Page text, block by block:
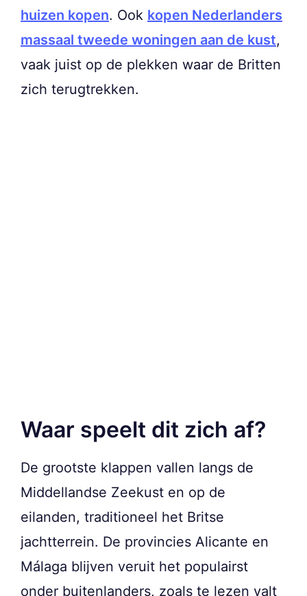
huizen kopen. Ook kopen Nederlanders
massaal tweede woningen aan de kust,
vaak juist op de plekken waar de Britten
zich terugtrekken.
Waar speelt dit zich af?
De grootste klappen vallen langs de
Middellandse Zeekust en op de
eilanden, traditioneel het Britse
jachtterrein. De provincies Alicante en
Málaga blijven veruit het populairst
onder buitenlanders, zoals te lezen valt